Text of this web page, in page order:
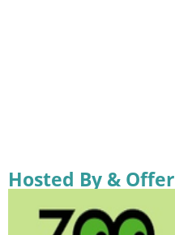
Hosted By & Offer